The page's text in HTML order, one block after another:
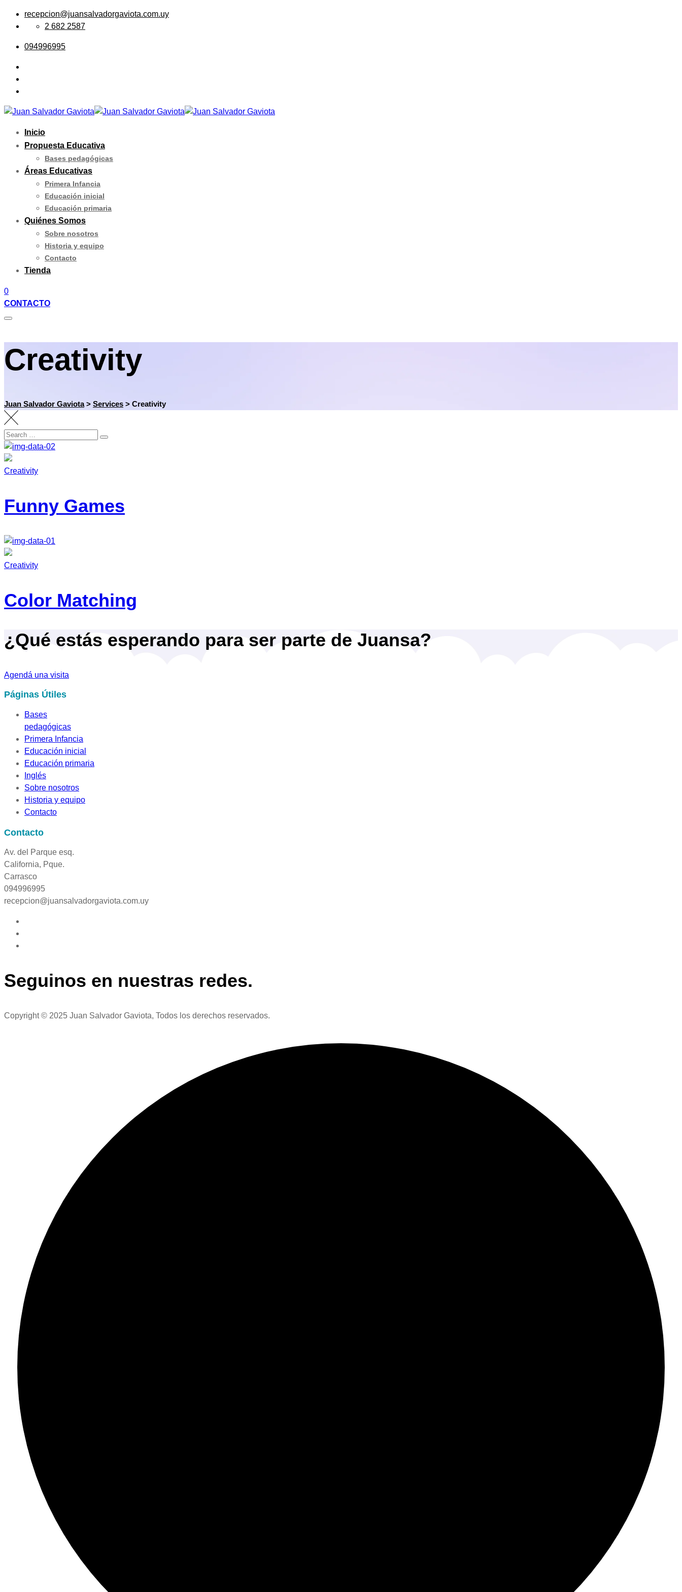
Skip
recepcion@juansalvadorgaviota.com.uy
2 682 2587
094996995
Inicio
Propuesta Educativa
Bases pedagógicas
Áreas Educativas
Primera Infancia
Educación inicial
Educación primaria
Quiénes Somos
Sobre nosotros
Historia y equipo
Contacto
Tienda
0
CONTACTO
Creativity
Juan Salvador Gaviota> Services > Creativity
Search
for:
Creativity
Funny Games
Creativity
Color Matching
¿Qué estás esperando para ser parte de Juansa?
Agendá una visita
Páginas Útiles
Bases
pedagógicas
Primera Infancia
Educación inicial
Educación primaria
Inglés
Sobre nosotros
Historia y equipo
Contacto
Contacto
Av. del Parque esq.
California, Pque.
Carrasco
094996995
recepcion@juansalvadorgaviota.com.uy
Seguinos en nuestras redes.
Copyright © 2025 Juan Salvador Gaviota, Todos los derechos reservados.